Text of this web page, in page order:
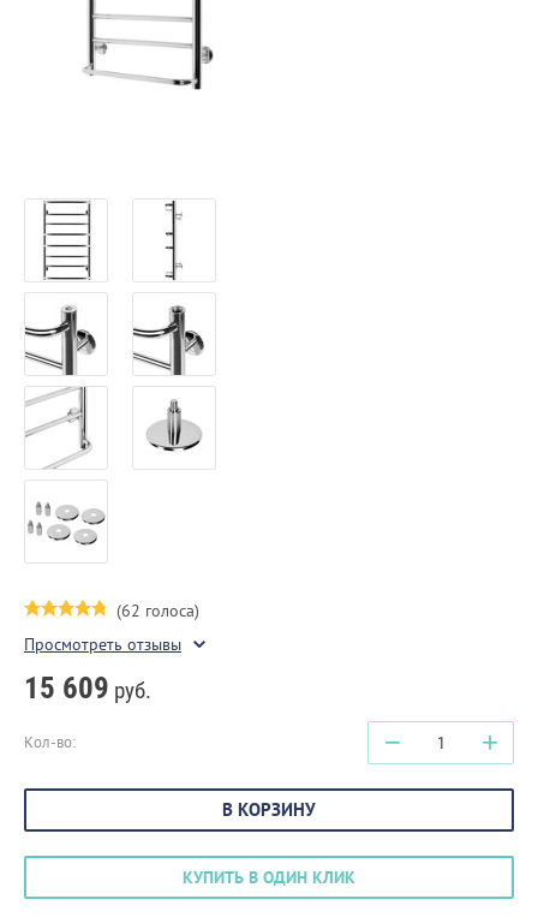
(62 голоса)
Просмотреть отзывы
15 609 руб.
Кол-во: − +
В КОРЗИНУ
КУПИТЬ В ОДИН КЛИК